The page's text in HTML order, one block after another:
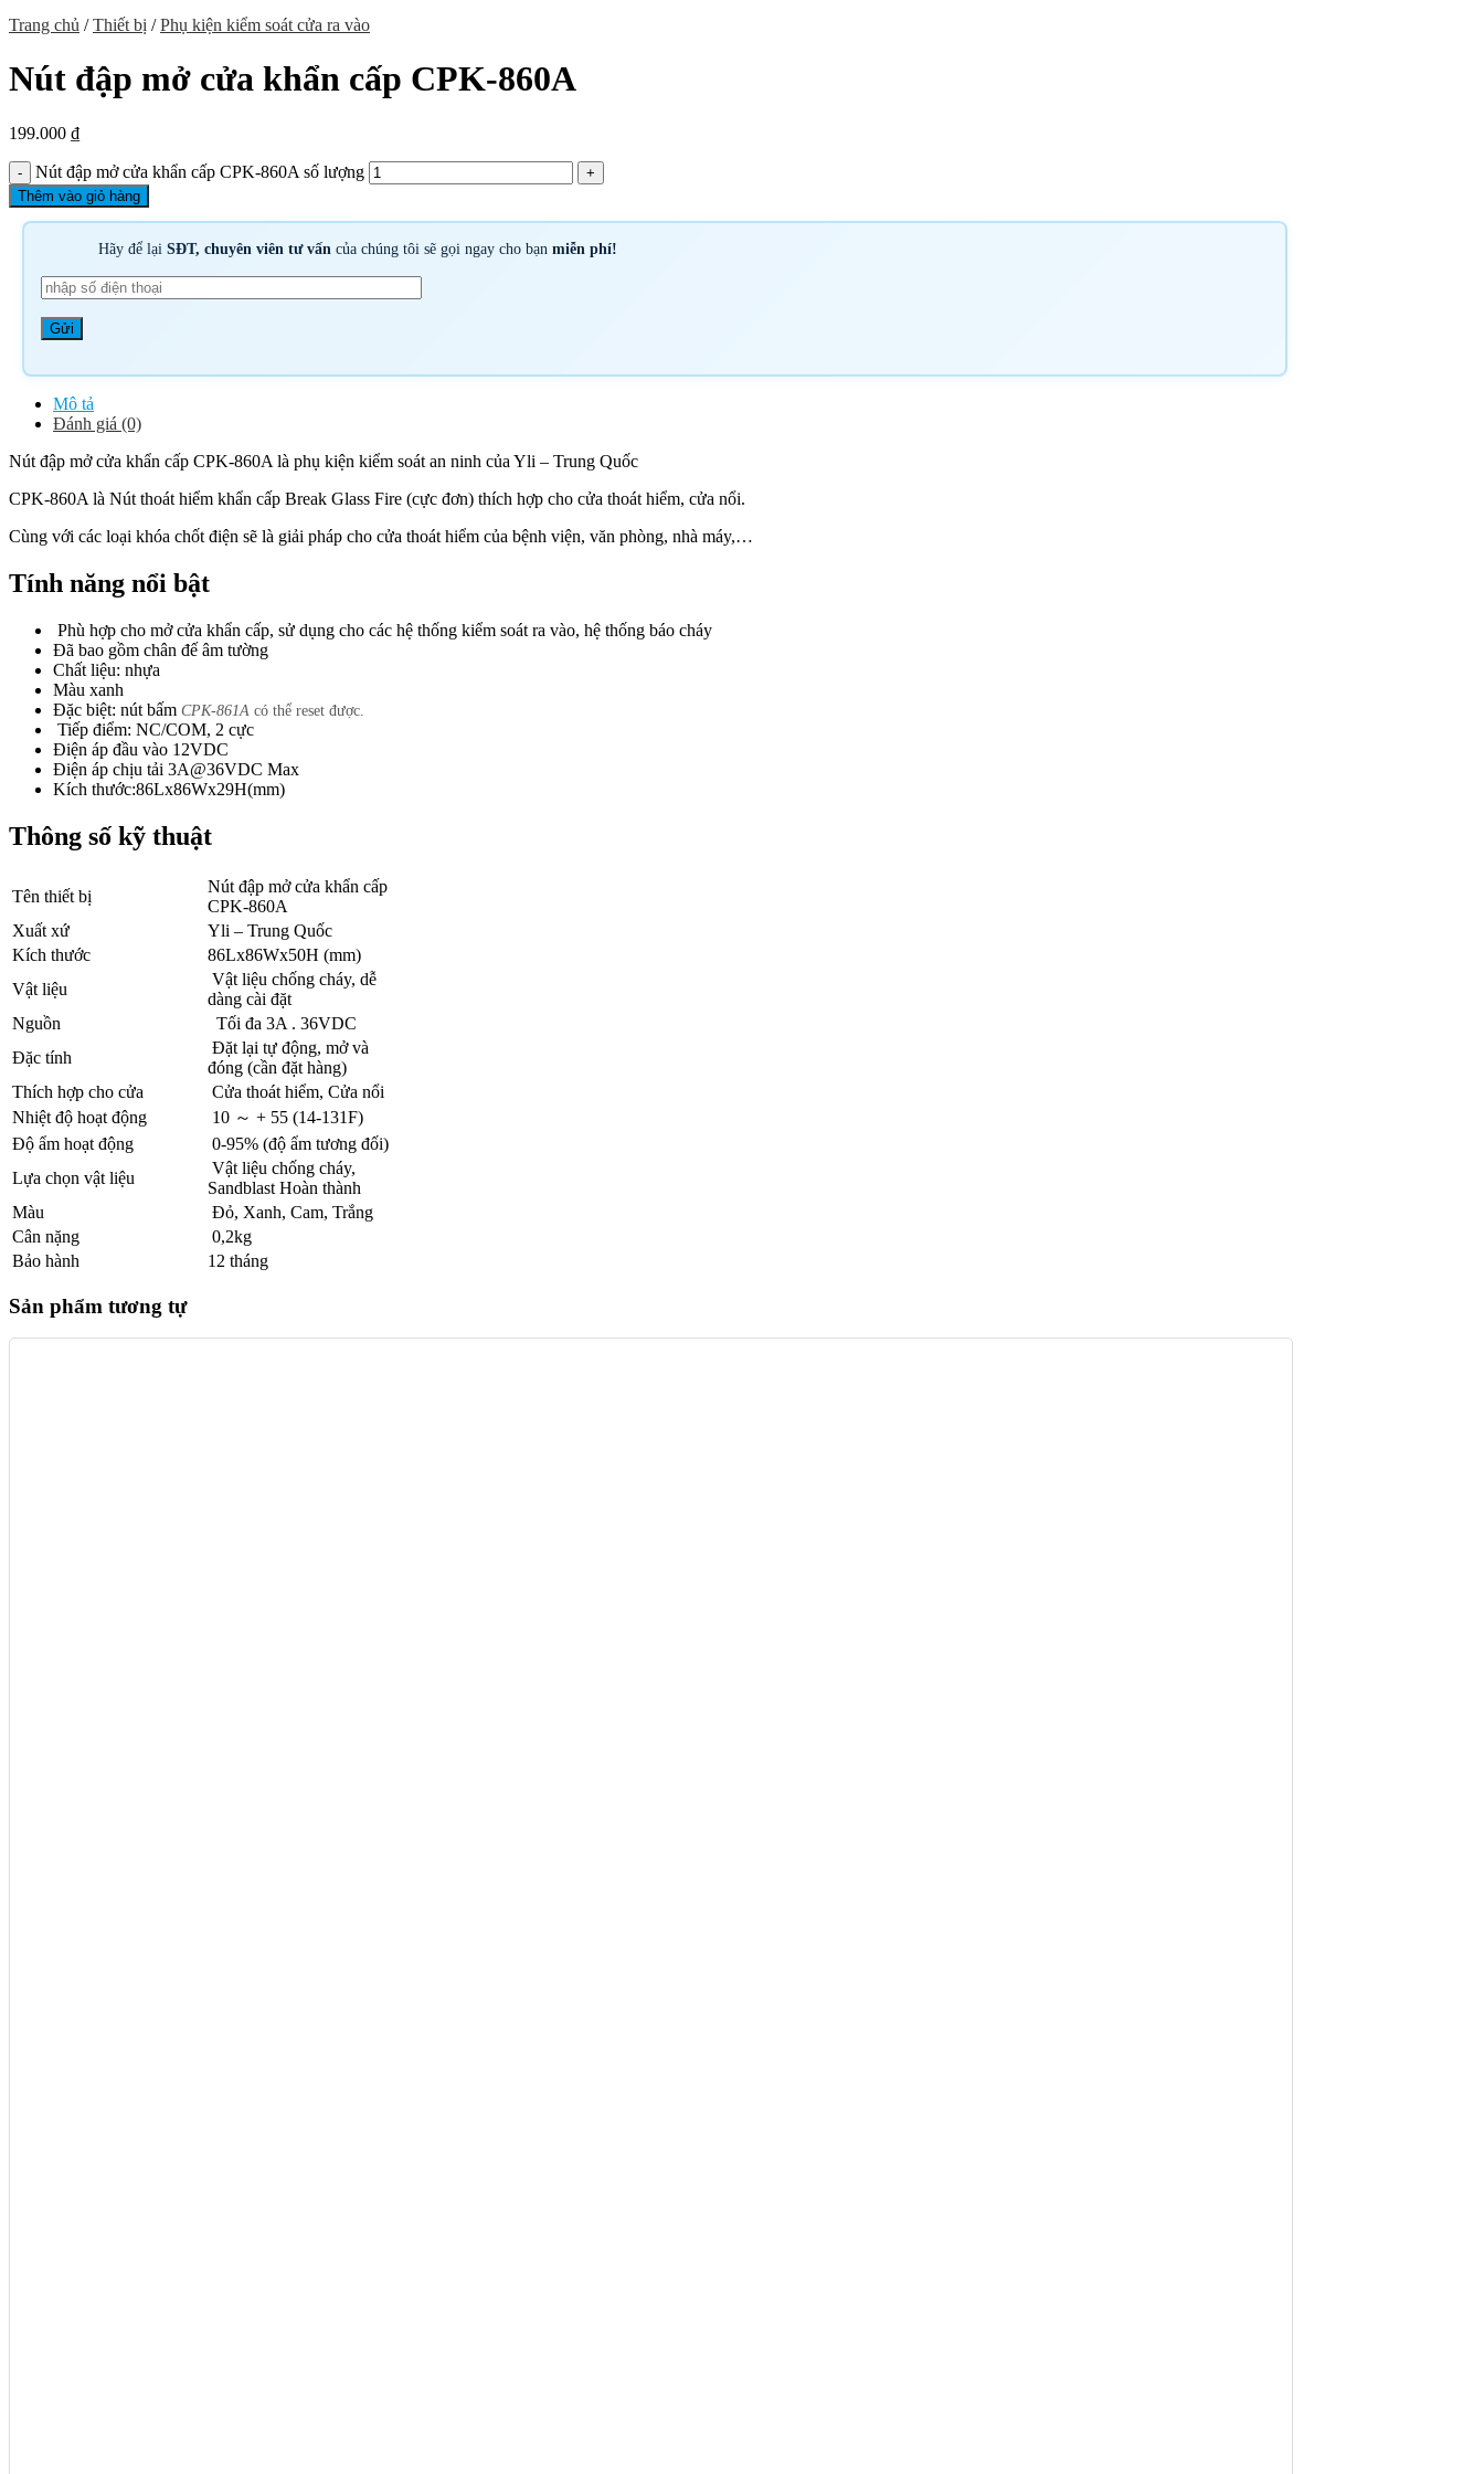
Trang chủ / Thiết bị / Phụ kiện kiểm soát cửa ra vào
Nút đập mở cửa khẩn cấp CPK-860A
199.000 ₫
Nút đập mở cửa khẩn cấp CPK-860A số lượng
Thêm vào giỏ hàng
Hãy để lạiSĐT, chuyên viên tư vấncủa chúng tôi sẽ gọi ngay cho bạn miễn phí!
Mô tả
Đánh giá (0)
Nút đập mở cửa khẩn cấp CPK-860A là phụ kiện kiểm soát an ninh của Yli – Trung Quốc
CPK-860A là Nút thoát hiểm khẩn cấp Break Glass Fire (cực đơn) thích hợp cho cửa thoát hiểm, cửa nổi.
Cùng với các loại khóa chốt điện sẽ là giải pháp cho cửa thoát hiểm của bệnh viện, văn phòng, nhà máy,…
Tính năng nổi bật
Phù hợp cho mở cửa khẩn cấp, sử dụng cho các hệ thống kiểm soát ra vào, hệ thống báo cháy
Đã bao gồm chân đế âm tường
Chất liệu: nhựa
Màu xanh
Đặc biệt: nút bấm CPK-861A có thể reset được.
Tiếp điểm: NC/COM, 2 cực
Điện áp đầu vào 12VDC
Điện áp chịu tải 3A@36VDC Max
Kích thước:86Lx86Wx29H(mm)
Thông số kỹ thuật
Tên thiết bị
Nút đập mở cửa khẩn cấp
CPK-860A
Xuất xứ
Yli – Trung Quốc
Kích thước
86Lx86Wx50H (mm)
Vật liệu
Vật liệu chống cháy, dễ
dàng cài đặt
Nguồn
Tối đa 3A . 36VDC
Đặc tính
Đặt lại tự động, mở và
đóng (cần đặt hàng)
Thích hợp cho cửa
Cửa thoát hiểm, Cửa nổi
Nhiệt độ hoạt động
10 ～ + 55 (14-131F)
Độ ẩm hoạt động
0-95% (độ ẩm tương đối)
Lựa chọn vật liệu
Vật liệu chống cháy,
Sandblast Hoàn thành
Màu
Đỏ, Xanh, Cam, Trắng
Cân nặng
0,2kg
Bảo hành
12 tháng
Sản phẩm tương tự